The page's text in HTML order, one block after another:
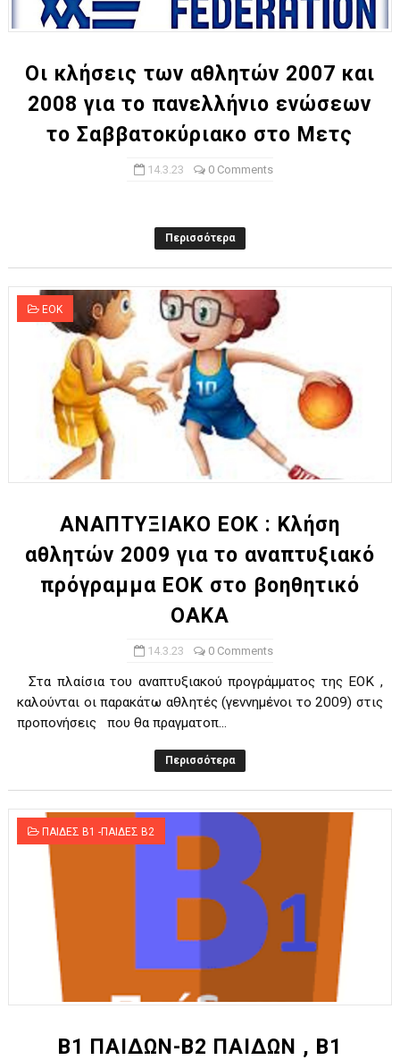
ΧΡΟΝΙΑ ΠΟΛΛΑ ΣΤΟ ΕΛΛΗΝΙΚΟ ΜΠΑΣΚΕΤ : 39Η ΕΠΕΤΕΙΟΣ ΑΠΟ
Ο δρόμος για τον 29ο τελικό κυπέλλου ανδρών ΕΣΚΑΝΑ
U21: Τεράστια πρόκριση για τον Πανελευσινιακό στον
Γ΄ανδρών play offs : "Σκληρό" καρύδι η Φιλία Περάματος
Οι κλήσεις των αθλητών 2007 και
2008 για το πανελλήνιο ενώσεων
το Σαββατοκύριακο στο Μετς
14.3.23 0 Comments
Περισσότερα
ΕΟΚ
ΑΝΑΠΤΥΞΙΑΚΟ ΕΟΚ : Κλήση
αθλητών 2009 για το αναπτυξιακό
πρόγραμμα ΕΟΚ στο βοηθητικό
ΟΑΚΑ
14.3.23 0 Comments
Στα πλαίσια του αναπτυξιακού προγράμματος της ΕΟΚ ,
καλούνται οι παρακάτω αθλητές (γεννημένοι το 2009) στις
προπονήσεις που θα πραγματοπ...
Περισσότερα
ΠΑΙΔΕΣ Β1 -ΠΑΙΔΕΣ Β2
Β1 ΠΑΙΔΩΝ-Β2 ΠΑΙΔΩΝ , Β1